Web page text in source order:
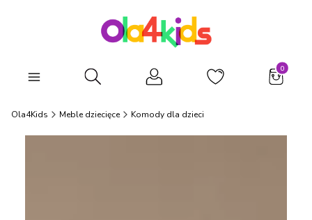
Otwórz wyszukiwarkę
Ola4Kids Meble dziecięce Komody dla dzieci